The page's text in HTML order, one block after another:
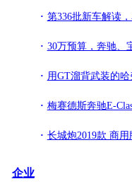
第336批新车解读，名爵5复
30万预算，奔驰、宝马、捷豹、凯
用GT溜背武装的哈弗H6，预售价
梅赛德斯奔驰E-Class小改款
长城炮2019款 商用版 2.0T柴油 手
企业